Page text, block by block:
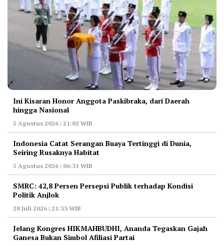
Ini Kisaran Honor Anggota Paskibraka, dari Daerah
hingga Nasional
5 Agustus 2026 | 21:02 WIB
Indonesia Catat Serangan Buaya Tertinggi di Dunia,
Seiring Rusaknya Habitat
5 Agustus 2026 | 06:31 WIB
‎SMRC: 42,8 Persen Persepsi Publik terhadap Kondisi
Politik Anjlok
28 Juli 2026 | 21:33 WIB
‎Jelang Kongres HIKMAHBUDHI, Ananda Tegaskan Gajah
Ganesa Bukan Simbol Afiliasi Partai